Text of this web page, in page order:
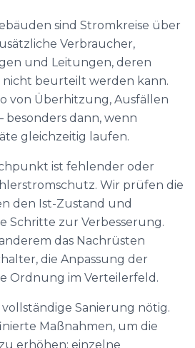
sind Stromkreise über
Verbraucher,
und Leitungen, deren
beurteilt werden kann.
von Überhitzung, Ausfällen
besonders dann, wenn
gleichzeitig laufen.
ist fehlender oder
Wir prüfen die
den Ist-Zustand und
Schritte zur Verbesserung.
das Nachrüsten
die Anpassung der
Ordnung im Verteilerfeld.
Sanierung nötig.
Maßnahmen, um die
erhöhen: einzelne